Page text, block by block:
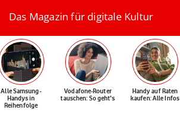
Das Magazin für digitale Kultur
Alle Samsung-
Handys in
Reihenfolge
Vodafone-Router
tauschen: So geht's
Handy auf Raten
kaufen: Alle Infos